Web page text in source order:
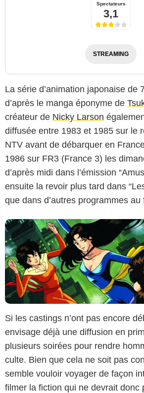
Spectateurs
3,1
STREAMING
La série d’animation japonaise de
d’après le manga éponyme de
créateur de Nicky Larson
diffusée entre 1983 et 1985 sur le
NTV avant de débarquer en
1986 sur FR3 (France 3) les
d’après midi dans l’émission
ensuite la revoir plus tard dans
que dans d’autres programmes au
Si les castings n’ont pas encore
envisage déjà une diffusion en
plusieurs soirées pour rendre
culte. Bien que cela ne soit pas
semble vouloir voyager de façon
filmer la fiction qui ne devrait donc